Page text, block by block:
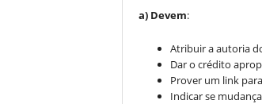
a) Devem:
Atribuir a autoria
Dar o crédito
Prover um link
Indicar se